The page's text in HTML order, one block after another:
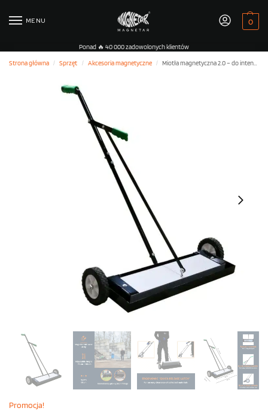
MENU 0
Ponad 🔥 40 000 zadowolonych klientów
Strona główna
/ Sprzęt / Akcesoria magnetyczne / Miotła magnetyczna 2.0 – do intensywnego użytkowania
Promocja!